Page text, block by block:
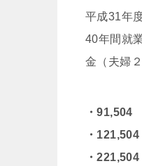
平成31年
40年間就
金（夫婦
・91,504
・121,504
・221,504